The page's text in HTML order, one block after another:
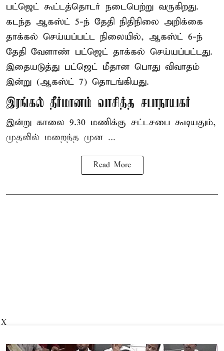
பட்ஜெட் கூட்டத்தொடர் நடைபெற்று வருகிறது.
கடந்த ஆகஸ்ட் 5-ந் தேதி நிதிநிலை அறிக்கை
தாக்கல் செய்யப்பட்ட நிலையில், ஆகஸ்ட் 6-ந்
தேதி வேளாண் பட்ஜெட் தாக்கல் செய்யப்பட்டது.
இதையடுத்து பட்ஜெட் மீதான பொது விவாதம்
இன்று (ஆகஸ்ட் 7) தொடங்கியது.
இரங்கல் தீர்மானம் வாசித்த சபாநாயகர்
இன்று காலை 9.30 மணிக்கு சட்டசபை கூடியதும்,
முதலில் மறைந்த முன ...
Read More
X